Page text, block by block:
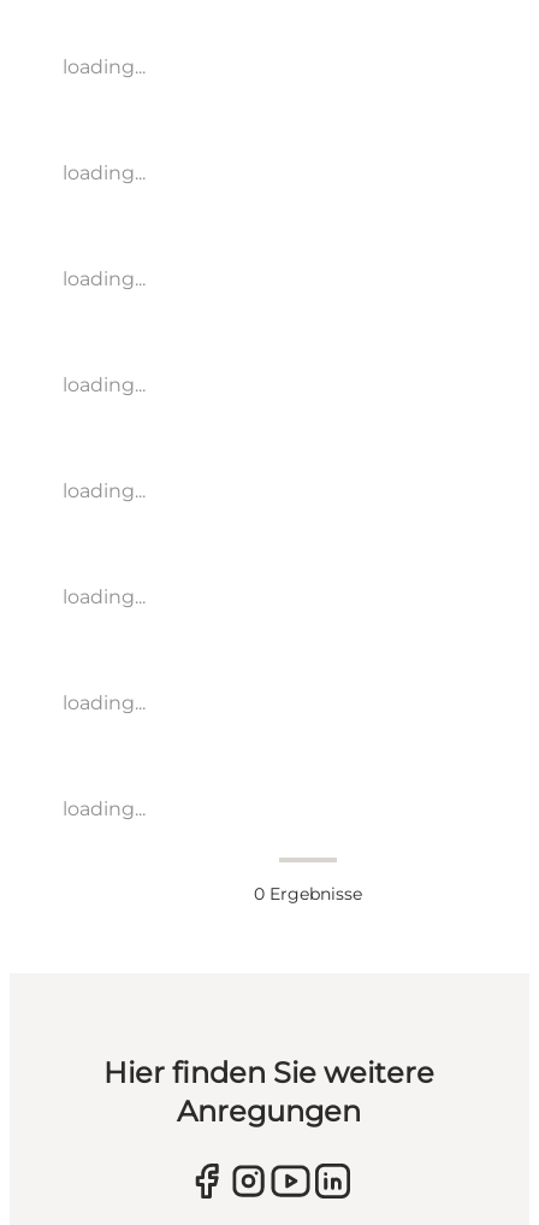
loading...
loading...
loading...
loading...
loading...
loading...
loading...
loading...
0 Ergebnisse
Hier finden Sie weitere
Anregungen